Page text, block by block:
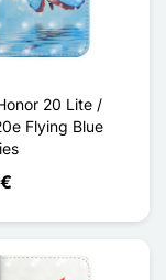
20 Lite /
Flying Blue